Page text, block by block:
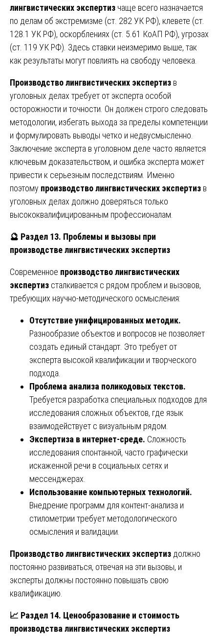
лингвистических экспертиз чаще всего назначается
по делам об экстремизме (ст. 282 УК РФ), клевете (ст.
128.1 УК РФ), оскорблениях (ст. 5.61 КоАП РФ), угрозах
(ст. 119 УК РФ). Здесь ставки неизмеримо выше, так
как результаты могут повлиять на свободу человека.
Производство лингвистических экспертиз в
уголовных делах требует от эксперта особой
осторожности и точности. Он должен строго следовать
методологии, избегать выхода за пределы компетенции
и формулировать выводы четко и недвусмысленно.
Заключение эксперта в уголовном деле часто является
ключевым доказательством, и ошибка эксперта может
привести к серьезным последствиям. Именно
поэтому производство лингвистических экспертиз в
уголовных делах должно доверяться только
высококвалифицированным профессионалам.
🔮 Раздел 13. Проблемы и вызовы при
производстве лингвистических экспертиз
Современное производство лингвистических
экспертиз сталкивается с рядом проблем и вызовов,
требующих научно-методического осмысления:
Отсутствие унифицированных методик.
Разнообразие объектов и вопросов не позволяет
создать единый стандарт. Это требует от
эксперта высокой квалификации и творческого
подхода.
Проблема анализа поликодовых текстов.
Требуется разработка специальных подходов для
исследования сложных объектов, где язык
взаимодействует с визуальным рядом.
Экспертиза в интернет-среде. Сложность
исследования спонтанной, часто графически
искаженной речи в социальных сетях и
мессенджерах.
Использование компьютерных технологий.
Внедрение программ для контент-анализа и
стилометрии требует методологического
осмысления и валидации.
Производство лингвистических экспертиз должно
постоянно развиваться, отвечая на эти вызовы, и
эксперты должны постоянно повышать свою
квалификацию.
📈 Раздел 14. Ценообразование и стоимость
производства лингвистических экспертиз